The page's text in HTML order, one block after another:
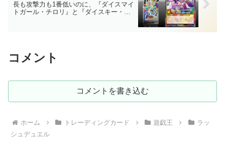
長も攻撃力も1番低いのに、『ダイスマイ
トガール・チロリ』と『ダイスキー・ミ
コメント
コメントを書き込む
ホーム トレーディングカード 遊戯王
ラッ
シュデュエル